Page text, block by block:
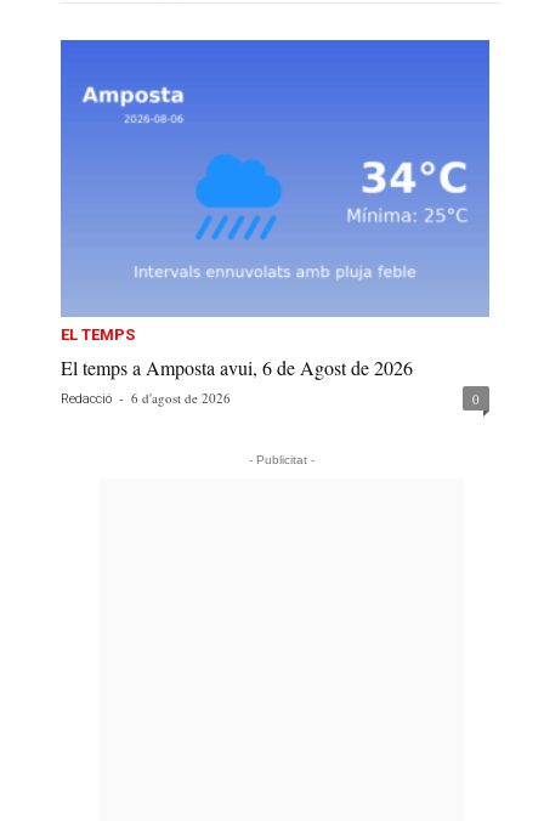
EL TEMPS
El temps a Amposta avui, 6 de Agost de 2026
Redacció - 6 d'agost de 2026 0
- Publicitat -